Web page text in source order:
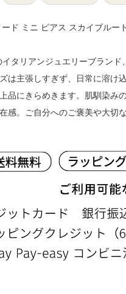
ド ミニ ピアス スカイブル
タリアンジュエリーブラン
は主張しすぎず、日常に溶け
品にきらめきます。肌馴染み
感。ご自分へのご褒美や大切